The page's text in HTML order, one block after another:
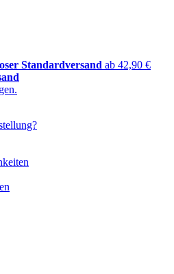
Standardversand ab 42,90 €